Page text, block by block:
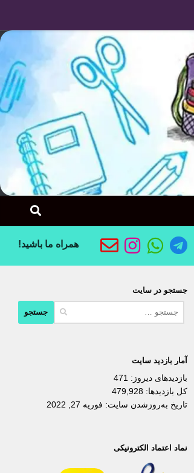
همراه ما باشید!
جستجو در سایت
آمار بازدید سایت
بازدیدهای دیروز: 471
کل بازدیدها: 479,928
تاریخ به‌روزشدن سایت: فوریه 27, 2022
نماد اعتماد الکترونیکی